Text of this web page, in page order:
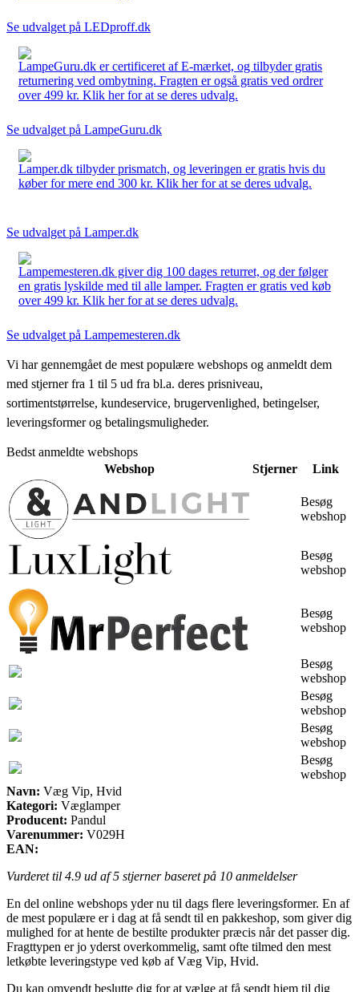
Se udvalget på LEDproff.dk
LampeGuru.dk er certificeret af E-mærket, og tilbyder gratis
returnering ved ombytning. Fragten er også gratis ved ordrer
over 499 kr. Klik her for at se deres udvalg.
Se udvalget på LampeGuru.dk
Lamper.dk tilbyder prismatch, og leveringen er gratis hvis du
køber for mere end 300 kr. Klik her for at se deres udvalg.
Se udvalget på Lamper.dk
Lampemesteren.dk giver dig 100 dages returret, og der følger
en gratis lyskilde med til alle lamper. Fragten er gratis ved køb
over 499 kr. Klik her for at se deres udvalg.
Se udvalget på Lampemesteren.dk
Vi har gennemgået de mest populære webshops og anmeldt dem
med stjerner fra 1 til 5 ud fra bl.a. deres prisniveau,
sortimentstørrelse, kundeservice, brugervenlighed, betingelser,
leveringsformer og betalingsmuligheder.
Bedst anmeldte webshops
Webshop
Stjerner Link
Besøg
webshop
Besøg
webshop
Besøg
webshop
Besøg
webshop
Besøg
webshop
Besøg
webshop
Besøg
webshop
Navn: Væg Vip, Hvid
Kategori: Væglamper
Producent: Pandul
Varenummer: V029H
EAN:
Vurderet til 4.9 ud af 5 stjerner baseret på 10 anmeldelser
En del online webshops yder nu til dags flere leveringsformer. En af
de mest populære er i dag at få sendt til en pakkeshop, som giver dig
mulighed for at hente de bestilte produkter præcis når det passer dig.
Fragttypen er jo yderst overkommelig, samt ofte tilmed den mest
letkøbte leveringstype ved køb af Væg Vip, Hvid.
Du kan omvendt beslutte dig for at vælge at få sendt hjem til dig